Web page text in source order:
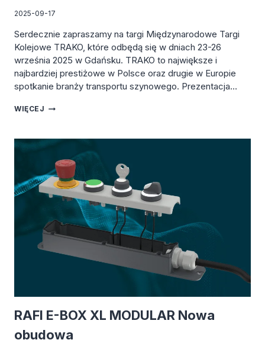
2025-09-17
Serdecznie zapraszamy na targi Międzynarodowe Targi
Kolejowe TRAKO, które odbędą się w dniach 23-26
września 2025 w Gdańsku. TRAKO to największe i
najbardziej prestiżowe w Polsce oraz drugie w Europie
spotkanie branży transportu szynowego. Prezentacja…
WIĘCEJ TARGI
RAFI E-BOX XL MODULAR Nowa
obudowa